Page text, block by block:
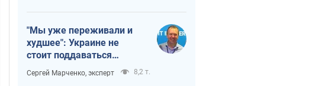
"Мы уже переживали и
худшее": Украине не
стоит поддаваться
отчаянию из-за
ракетного террора
Сергей Марченко, эксперт 8,2 т.